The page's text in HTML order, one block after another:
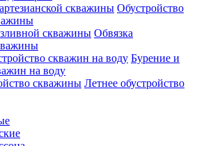
Обустройство
Обвязка
Бурение и
на воду
Летнее обустройство